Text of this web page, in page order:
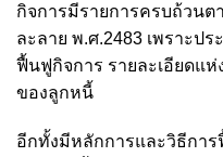
กิจการมีรายการครบถ้วนต
ละลาย พ.ศ.2483 เพราะป
ฟื้นฟูกิจการ รายละเอียดแ
ของลูกหนี้
อีกทั้งมีหลักการและวิธีกา